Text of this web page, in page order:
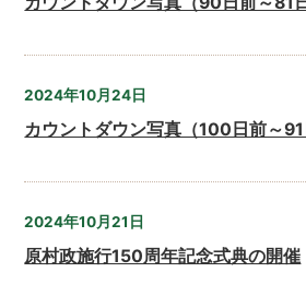
2024年10月24日
カウントダウン写真（100日前～91
2024年10月21日
原村政施行150周年記念式典の開催